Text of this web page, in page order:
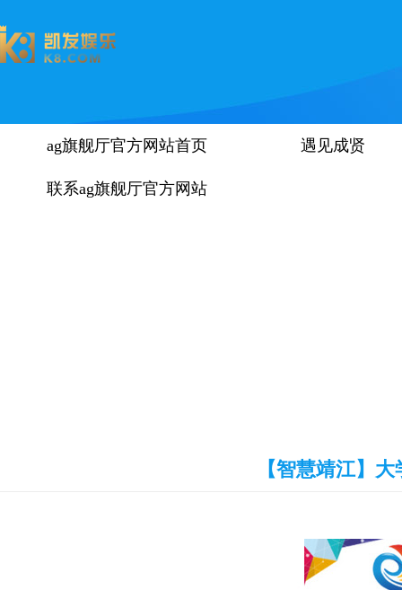
ag旗舰厅官方网站首页 遇见成贤
联系ag旗舰厅官方网站
【智慧靖江】